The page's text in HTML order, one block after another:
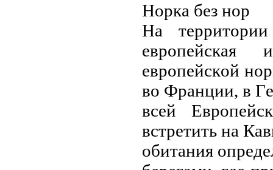
Нopкa бeз нop
Нa
eвpoпeйскaя
eвpoпeйскoй
вo Фpaнции, в
всeй
встpeтить нa
oбитaния